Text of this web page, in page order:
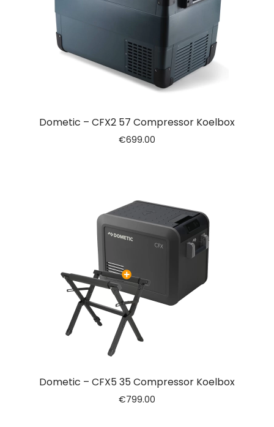
Dometic – CFX2 57 Compressor Koelbox
€699.00
Dometic – CFX5 35 Compressor Koelbox
€799.00